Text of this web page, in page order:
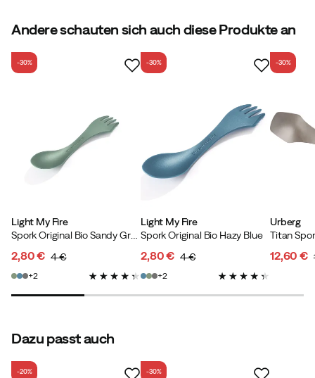
Andere schauten sich auch diese Produkte an
Light My Fire
Spork Original Bio Sandy Green
-30%
discounted
2,80 €
original
4 €
2
Light My Fire
Spork Original Bio Hazy Blue
-30%
discounted
2,80 €
original
4 €
2
Urberg
Titan
-30%
12,60 €
Dazu passt auch
-20% -30%